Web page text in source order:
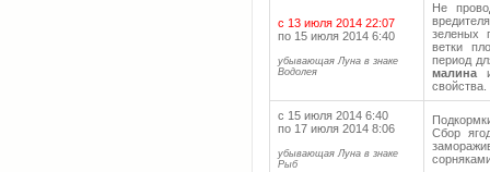
с 13 июля 2014 22:07
по 15 июля 2014 6:40
убывающая Луна в знаке
Водолея
Не
зеленых
ветки
период
малина
свойства.
с 15 июля 2014 6:40
по 17 июля 2014 8:06
убывающая Луна в знаке
Рыб
Сбор